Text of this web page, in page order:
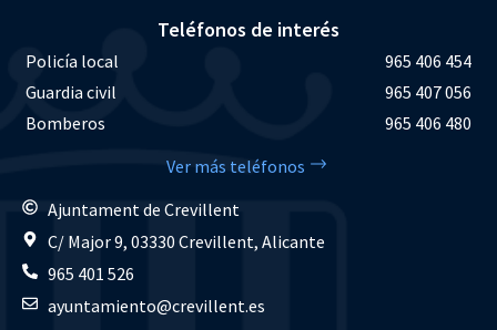
Teléfonos de interés
Policía local
965 406 454
Guardia civil
965 407 056
Bomberos
965 406 480
Ver más teléfonos
Ajuntament de Crevillent
C/ Major 9, 03330 Crevillent, Alicante
965 401 526
ayuntamiento@crevillent.es